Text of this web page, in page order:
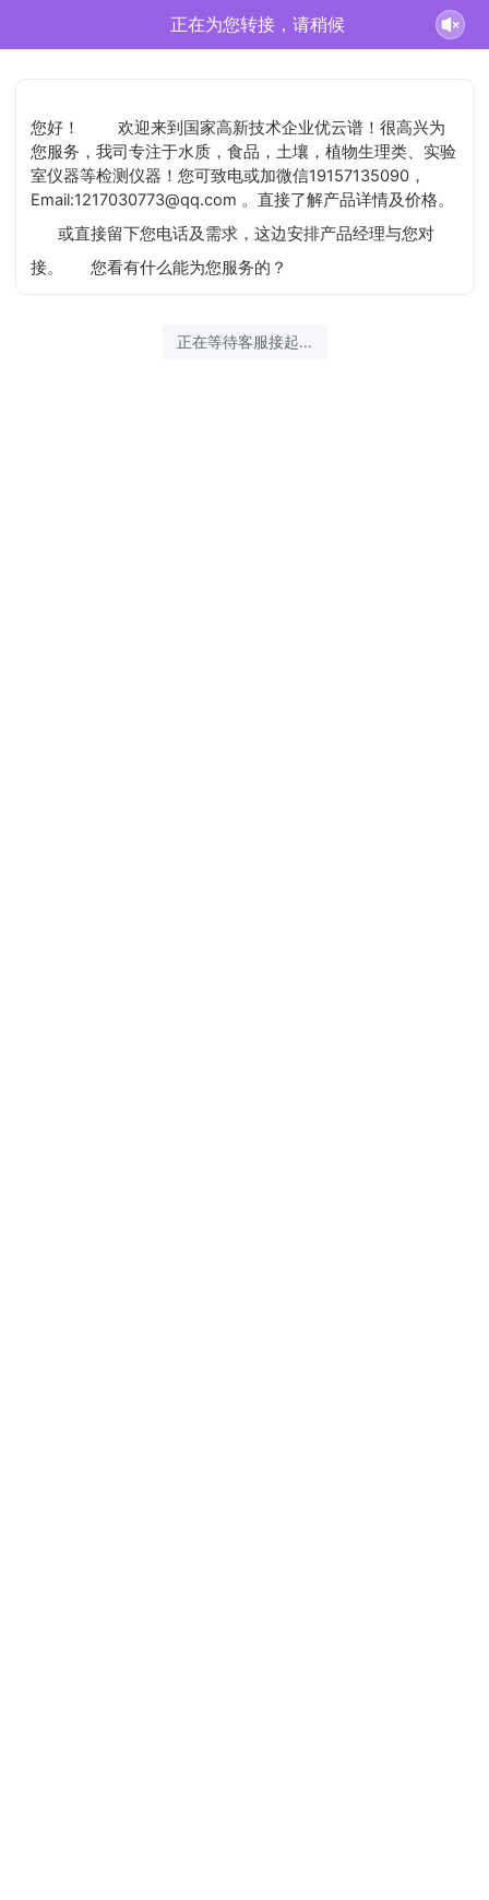
史汶鑫正在为您服务
您好！
欢迎来到国家高新技术企业优云谱！很高兴为
您服务，我司专注于水质，食品，土壤，植物生理类、实验
室仪器等检测仪器！您可致电或加微信19157135090，
Email:1217030773@qq.com 。直接了解产品详情及价格。
或直接留下您电话及需求，这边安排产品经理与您对
接。
您看有什么能为您服务的？
2026-08-09 04:39:53 开始沟通